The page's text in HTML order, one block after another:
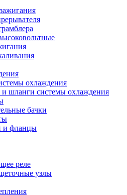
охлаждения
шланги системы охлаждения
бачки
и фланцы
реле
узлы